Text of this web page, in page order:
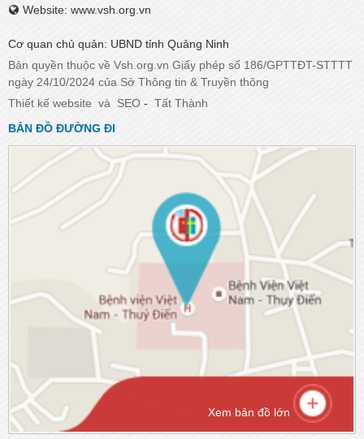
Website: www.vsh.org.vn
Cơ quan chủ quản: UBND tỉnh Quảng Ninh
Bản quyền thuộc về Vsh.org.vn Giấy phép số 186/GPTTĐT-STTTT
ngày 24/10/2024 của Sở Thông tin & Truyền thông
Thiết kế website và SEO - Tất Thành
BẢN ĐỒ ĐƯỜNG ĐI
Xem bản đồ lớn